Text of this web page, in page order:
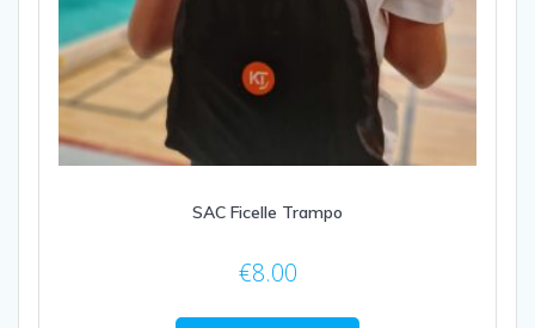
SAC Ficelle Trampo
€8.00